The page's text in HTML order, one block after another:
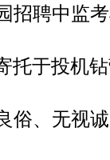
招聘中监
于投机钻
俗、无视